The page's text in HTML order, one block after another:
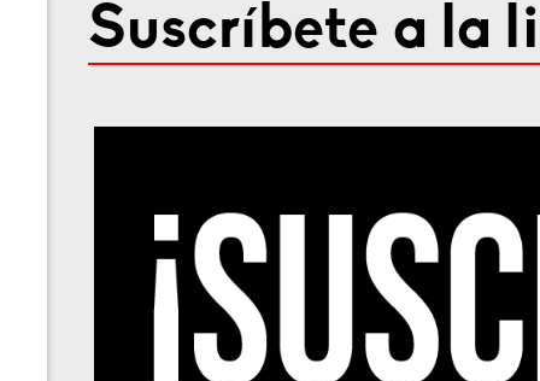
Suscríbete a la